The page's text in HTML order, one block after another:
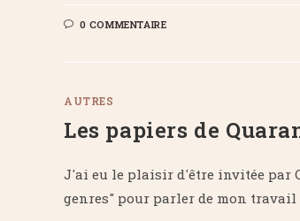
0 COMMENTAIRE
AUTRES
Les papiers de
J'ai eu le plaisir d'être invitée par
genres" pour parler de mon